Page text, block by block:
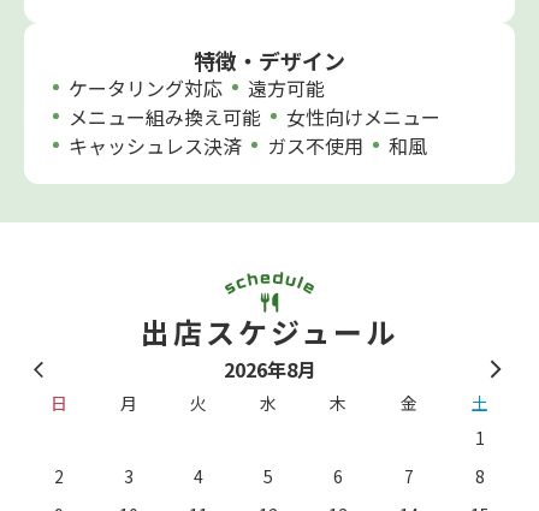
特徴・デザイン
ケータリング対応
遠方可能
メニュー組み換え可能
女性向けメニュー
キャッシュレス決済
ガス不使用 和風
出店スケジュール
2026年8月
日 月 火 水 木 金
土
1
2
3 4 5 6 7
8